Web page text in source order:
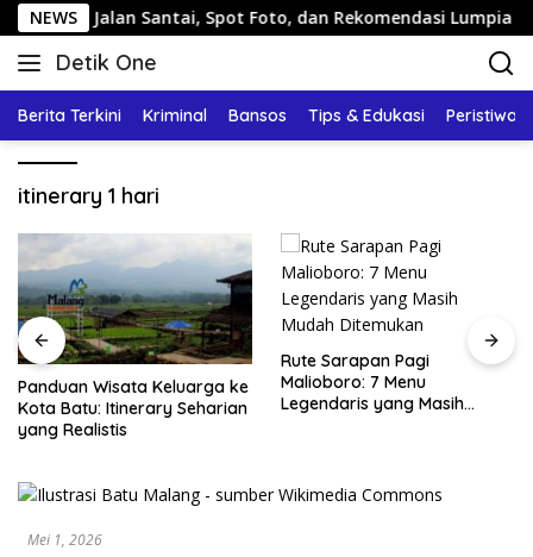
Langsung
ke
konten
NEWSJalan Santai, Spot Foto, dan Rekomendasi Lumpia
Detik One
Tajam
Fakta
Berita Terkini Kriminal Bansos Tips & Edukasi Peristiwa
itinerary 1 hari
Panduan Wisata Keluarga ke
Kota Batu: Itinerary Seharian
yang Realistis
Rute Sarapan Pagi
Malioboro: 7 Menu
Legendaris yang Masih
Mei 1, 2026